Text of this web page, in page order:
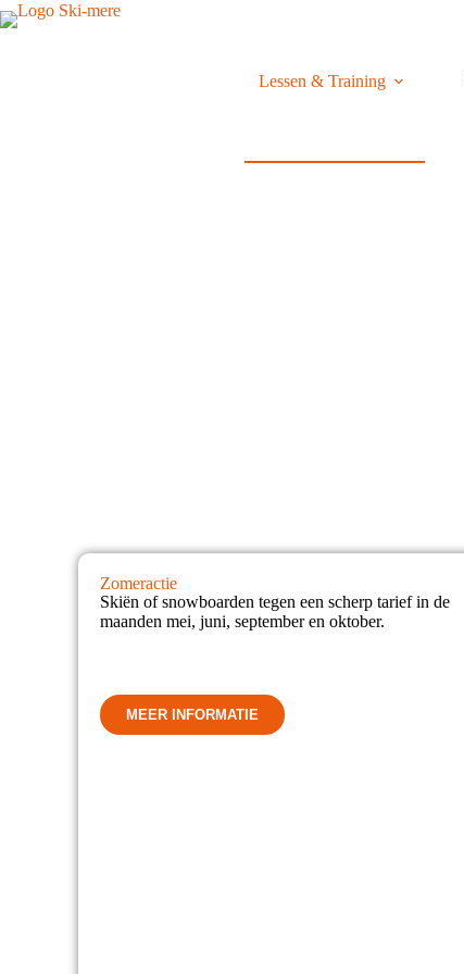
Lessen & Training
Zomeractie
Skiën of snowboarden tegen een scherp tarief in de
maanden mei, juni, september en oktober.
MEER INFORMATIE